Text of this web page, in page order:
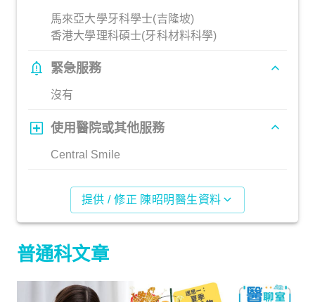
馬來亞大學牙科學士(吉隆坡)
香港大學理科碩士(牙科材料科學)
緊急服務
沒有
使用醫院或其他服務
Central Smile
提供 / 修正 陳昭明醫生資料
普通科文章